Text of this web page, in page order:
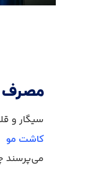
مصرف
سیگار و
کاشت مو
می‌پرسند